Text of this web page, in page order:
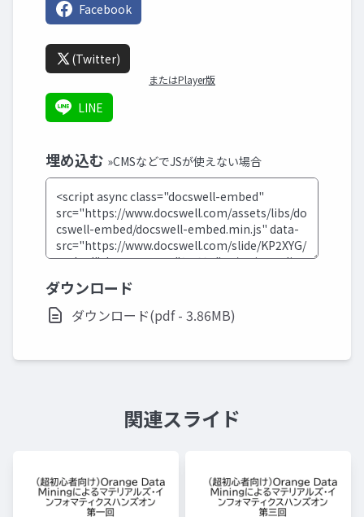
Facebook
(Twitter)
またはPlayer版
LINE
埋め込む »CMSなどでJSが使えない場合
ダウンロード
ダウンロード(pdf - 3.86MB)
関連スライド